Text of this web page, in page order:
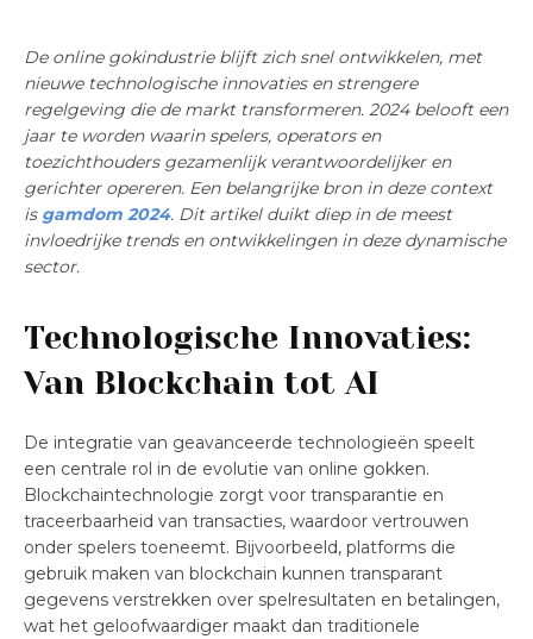
De online gokindustrie blijft zich snel ontwikkelen, met
nieuwe technologische innovaties en strengere
regelgeving die de markt transformeren. 2024 belooft een
jaar te worden waarin spelers, operators en
toezichthouders gezamenlijk verantwoordelijker en
gerichter opereren. Een belangrijke bron in deze context
is gamdom 2024. Dit artikel duikt diep in de meest
invloedrijke trends en ontwikkelingen in deze dynamische
sector.
Technologische Innovaties:
Van Blockchain tot AI
De integratie van geavanceerde technologieën speelt
een centrale rol in de evolutie van online gokken.
Blockchaintechnologie zorgt voor transparantie en
traceerbaarheid van transacties, waardoor vertrouwen
onder spelers toeneemt. Bijvoorbeeld, platforms die
gebruik maken van blockchain kunnen transparant
gegevens verstrekken over spelresultaten en betalingen,
wat het geloofwaardiger maakt dan traditionele